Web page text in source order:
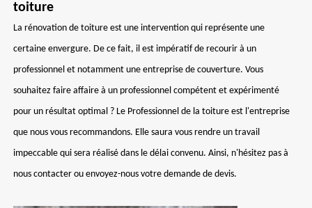
toiture
La rénovation de toiture est une intervention qui représente une
certaine envergure. De ce fait, il est impératif de recourir à un
professionnel et notamment une entreprise de couverture. Vous
souhaitez faire affaire à un professionnel compétent et expérimenté
pour un résultat optimal ? Le Professionnel de la toiture est l'entreprise
que nous vous recommandons. Elle saura vous rendre un travail
impeccable qui sera réalisé dans le délai convenu. Ainsi, n'hésitez pas à
nous contacter ou envoyez-nous votre demande de devis.